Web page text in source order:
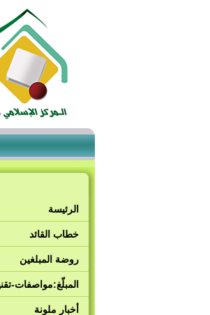
الرئيسة
خطاب القائد
روضة المبلغين
المبلّغ:مواصفات-
أخبار ملونة